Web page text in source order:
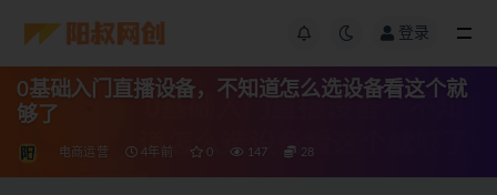
登录
0基础入门直播设备，不知道怎么选设备看这个就
够了
电商运营 4年前 0 147 28